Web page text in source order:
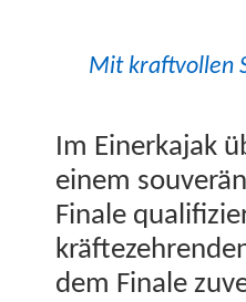
Mit kraftvollen
Im Ein­erka­jak
einem
Finale
dem Finale